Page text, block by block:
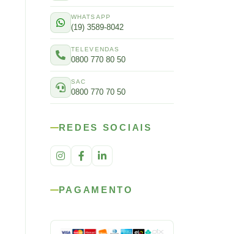
WHATSAPP
(19) 3589-8042
TELEVENDAS
0800 770 80 50
SAC
0800 770 70 50
REDES SOCIAIS
PAGAMENTO